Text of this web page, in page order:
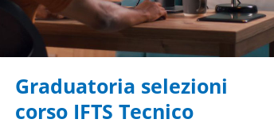
Graduatoria selezioni
corso IFTS Tecnico